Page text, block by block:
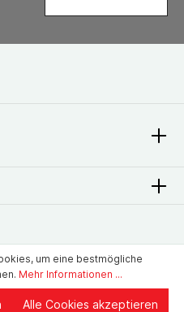
um eine bestmögliche
Mehr Informationen ...
Alle Cookies akzeptieren